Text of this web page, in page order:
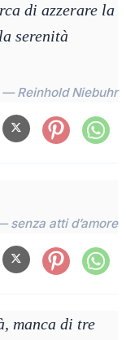
di azzerare la
serenità
— Reinhold Niebuhr
senza atti d’amore
manca di tre